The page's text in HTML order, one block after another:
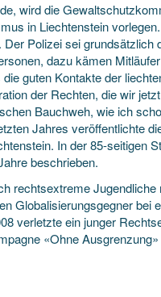
wird die
in Liechtenstein
Polizei sei grundsätzlich
dazu kämen
guten Kontakte der
der Rechten, die wir
Bauchweh, wie ich
Jahres veröffentlichte
In der 85-seitigen
beschrieben.
rechtsextreme
Globalisierungsgegner bei
verletzte ein junger
«Ohne